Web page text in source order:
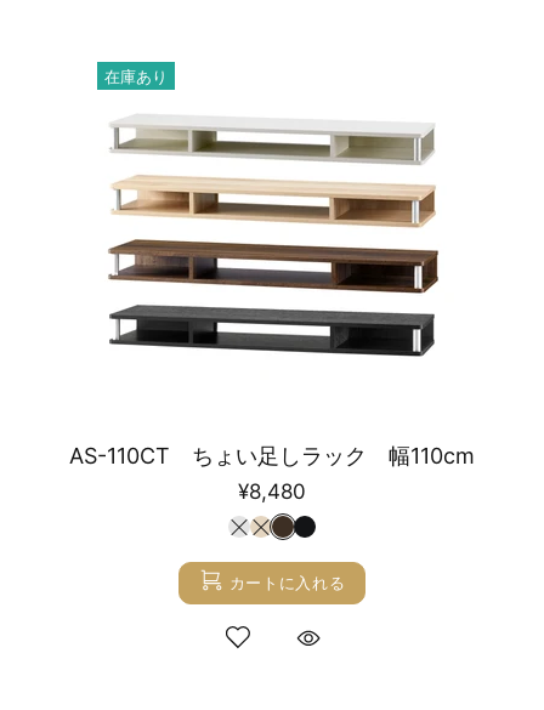
在庫あり
AS-110CT ちょい足しラック 幅110cm
¥8,480
カートに入れる